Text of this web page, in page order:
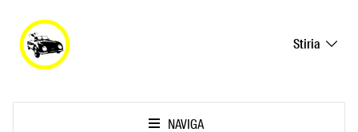
Stiria
NAVIGA